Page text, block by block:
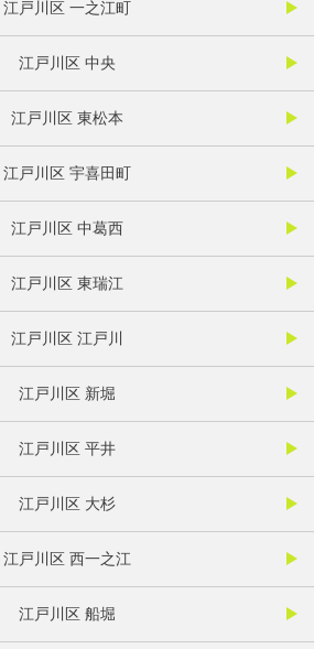
江戸川区 一之江町
江戸川区 中央
江戸川区 東松本
江戸川区 宇喜田町
江戸川区 中葛西
江戸川区 東瑞江
江戸川区 江戸川
江戸川区 新堀
江戸川区 平井
江戸川区 大杉
江戸川区 西一之江
江戸川区 船堀